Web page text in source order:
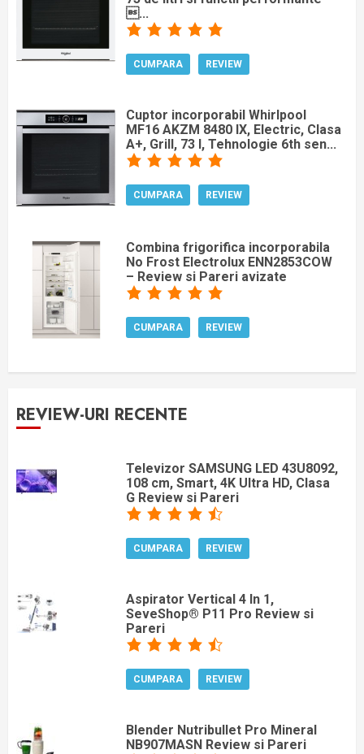
...
CUMPARA REVIEW
Cuptor incorporabil Whirlpool
MF16 AKZM 8480 IX, Electric, Clasa
A+, Grill, 73 l, Tehnologie 6th sen...
CUMPARA REVIEW
Combina frigorifica incorporabila
No Frost Electrolux ENN2853COW
– Review si Pareri avizate
CUMPARA REVIEW
REVIEW-URI RECENTE
Televizor SAMSUNG LED 43U8092,
108 cm, Smart, 4K Ultra HD, Clasa
G Review si Pareri
CUMPARA REVIEW
Aspirator Vertical 4 In 1,
SeveShop® P11 Pro Review si
Pareri
CUMPARA REVIEW
Blender Nutribullet Pro Mineral
NB907MASN Review si Pareri